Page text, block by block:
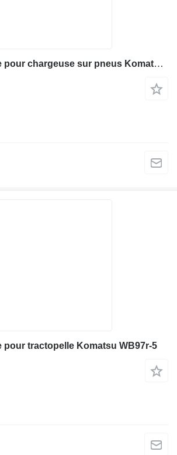
Filtre hydraulique pour chargeuse sur pneus Komatsu WA430
pour tractopelle Komatsu WB97r-5